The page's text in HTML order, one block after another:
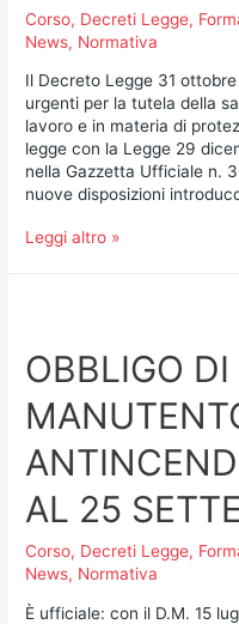
Corso, Decreti Legge,
News, Normativa
Il Decreto Legge 31
urgenti per la tutela della
lavoro e in materia di
legge con la Legge 29
nella Gazzetta Ufficiale n.
nuove disposizioni
Leggi altro »
OBBLIGO
AL 25
Corso, Decreti Legge,
News, Normativa
È ufficiale: con il D.M. 15